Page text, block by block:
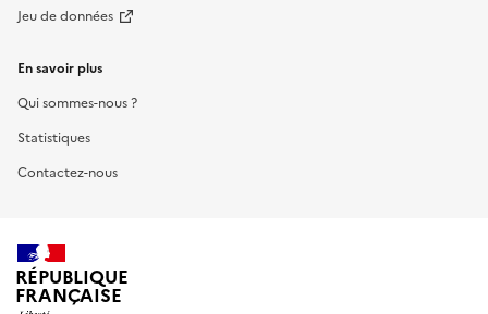
Jeu de données
En savoir plus
Qui sommes-nous ?
Statistiques
Contactez-nous
RÉPUBLIQUE
FRANÇAISE